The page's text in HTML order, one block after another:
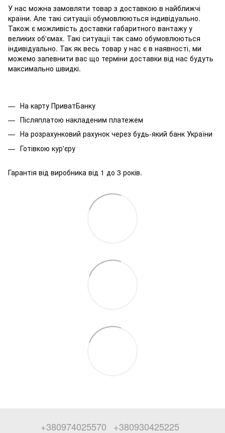
У нас можна замовляти товар з доставкою в найближчі
країни. Але такі ситуації обумовлюються індивідуально.
Також є можливість доставки габаритного вантажу у
великих об'ємах. Такі ситуації так само обумовлюються
індивідуально. Так як весь товар у нас є в наявності, ми
можемо запевнити вас що терміни доставки від нас будуть
максимально швидкі.
На карту ПриватБанку
Післяплатою накладеним платежем
На розрахунковий рахунок через будь-який банк України
Готівкою кур'єру
Гарантія від виробника від 1 до 3 років.
+380974025570 +380930425225